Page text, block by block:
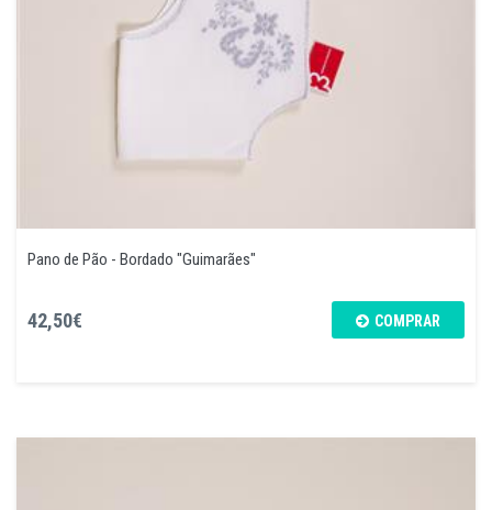
Pano de Pão - Bordado "Guimarães"
42,50€ COMPRAR